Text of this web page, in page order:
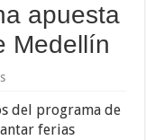
apuesta
Medellín
del programa de
ferias